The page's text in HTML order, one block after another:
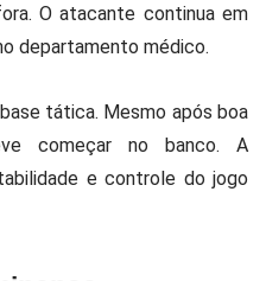
O atacante continua em
departamento médico.
tática. Mesmo após boa
começar no banco. A
e controle do jogo